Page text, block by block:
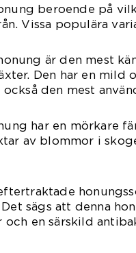
beroende på
Vissa populära
är den mest
Den har en mild
den mest
har en mörkare
av blommor i
sägs att denna
en särskild